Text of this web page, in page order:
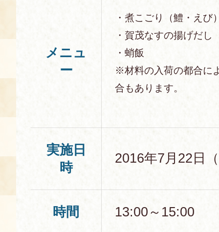
メニュ
ー
・煮こごり（鱧・えび
・賀茂なすの揚げだし
・蛸飯
※材料の入荷の都合に
合もあります。
実施日
時
2016年7月22日
時間 13:00～15:00